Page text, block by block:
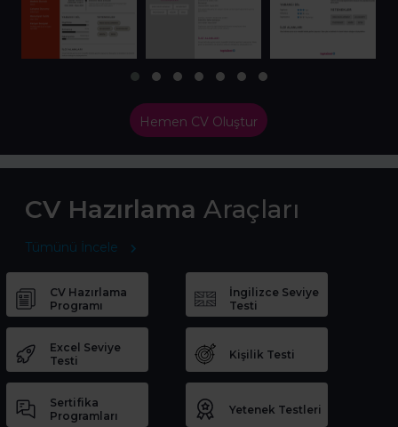
Hemen CV Oluştur
CV Hazırlama Araçları
Tümünü İncele
CV Hazırlama
Programı
İngilizce Seviye
Testi
Excel Seviye
Testi
Kişilik Testi
Sertifika
Programları
Yetenek Testleri